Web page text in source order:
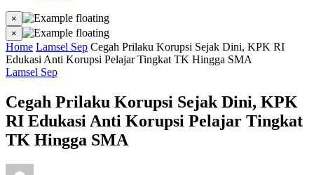
×
×
Home Lamsel Sep Cegah Prilaku Korupsi Sejak Dini, KPK RI
Edukasi Anti Korupsi Pelajar Tingkat TK Hingga SMA
Lamsel Sep
Cegah Prilaku Korupsi Sejak Dini, KPK
RI Edukasi Anti Korupsi Pelajar Tingkat
TK Hingga SMA